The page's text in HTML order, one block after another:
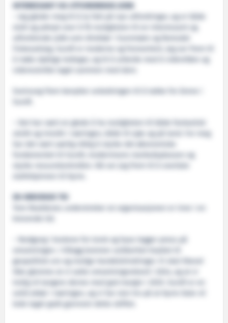
INTERESSANT OG UTFORDRENDE JOBB
– Jeg gleder meg til å ta fatt på nye utfordringer, og er både
Fiskesalslag. Surofi er moderne og foroverlent. Jeg ser frem til
å møte dyktige kolleger, og til å arbeide med å videreføre og
videreutvikle laget sammen med dem.
Sveinung Flem benytter anledningen til å takke for årene i
– Det har vært en glede å ha muligheten til både fantastisk
utsikt og innsikt i næringen, både til sjøs og på land. For meg
fundamentet til Surofi, modernisere markedsplassen og
styrke ressurskontrollen. Nå ser jeg frem til å overlate
EN KREVENDE TID
Tore Roaldsnes understreker at organisasjonen er inne i en
– Nedgang i kvotene for torsk og hyse legger press på
omsetningen. I tillegg kommer usikkerhet knyttet til
geopolitisk uro og mulige handelshindringer. Vi skal likevel
ikke glemme at vi satte omsetningsrekord i 2024, og at vi
trolig vil tangere denne med god margin i 2025. Surofi er en
solid aktør i næringen, og vi har stor tro på at Kyrre Dale vil
lede laget godt gjennom dette skiftet.